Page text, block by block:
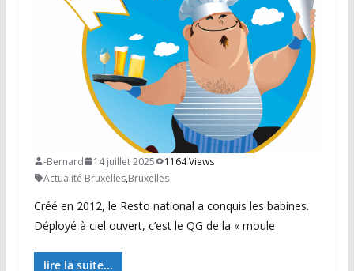
-Bernard 14 juillet 2025
1164 Views
Actualité Bruxelles,Bruxelles
Créé en 2012, le Resto national a conquis les babines.
Déployé à ciel ouvert, c’est le QG de la « moule
lire la suite...